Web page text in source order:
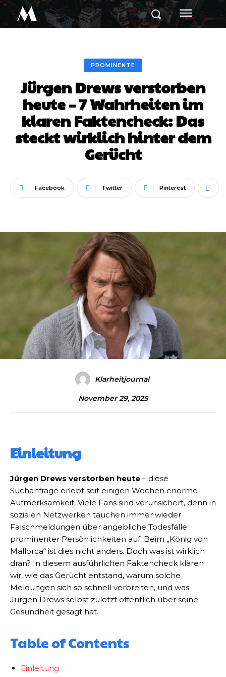
M
PROMINENTE
Jürgen Drews verstorben
heute – 7 Wahrheiten im
klaren Faktencheck: Das
steckt wirklich hinter dem
Gerücht
Facebook Twitter Pinterest
Klarheitjournal
November 29, 2025
Einleitung
Jürgen Drews verstorben heute – diese
Suchanfrage erlebt seit einigen Wochen enorme
Aufmerksamkeit. Viele Fans sind verunsichert, denn in
sozialen Netzwerken tauchen immer wieder
Falschmeldungen über angebliche Todesfälle
prominenter Persönlichkeiten auf. Beim „König von
Mallorca“ ist dies nicht anders. Doch was ist wirklich
dran? In diesem ausführlichen Faktencheck klären
wir, wie das Gerücht entstand, warum solche
Meldungen sich so schnell verbreiten, und was
Jürgen Drews selbst zuletzt öffentlich über seine
Gesundheit gesagt hat.
Table of Contents
Einleitung